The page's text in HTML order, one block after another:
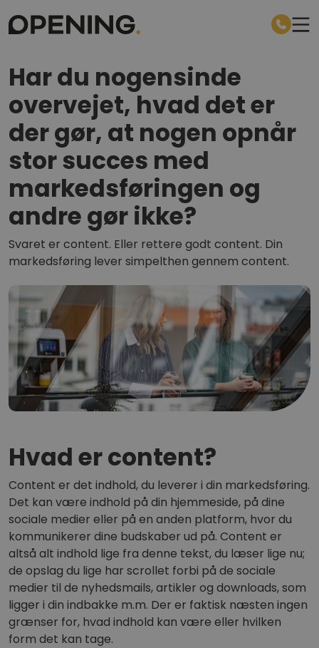
Har du nogensinde
overvejet, hvad det er
der gør, at nogen opnår
stor succes med
markedsføringen og
andre gør ikke?
Svaret er content. Eller rettere godt content. Din
markedsføring lever simpelthen gennem content.
Hvad er content?
Content er det indhold, du leverer i din markedsføring.
Det kan være indhold på din hjemmeside, på dine
sociale medier eller på en anden platform, hvor du
kommunikerer dine budskaber ud på. Content er
altså alt indhold lige fra denne tekst, du læser lige nu;
de opslag du lige har scrollet forbi på de sociale
medier til de nyhedsmails, artikler og downloads, som
ligger i din indbakke m.m. Der er faktisk næsten ingen
grænser for, hvad indhold kan være eller hvilken
form det kan tage.